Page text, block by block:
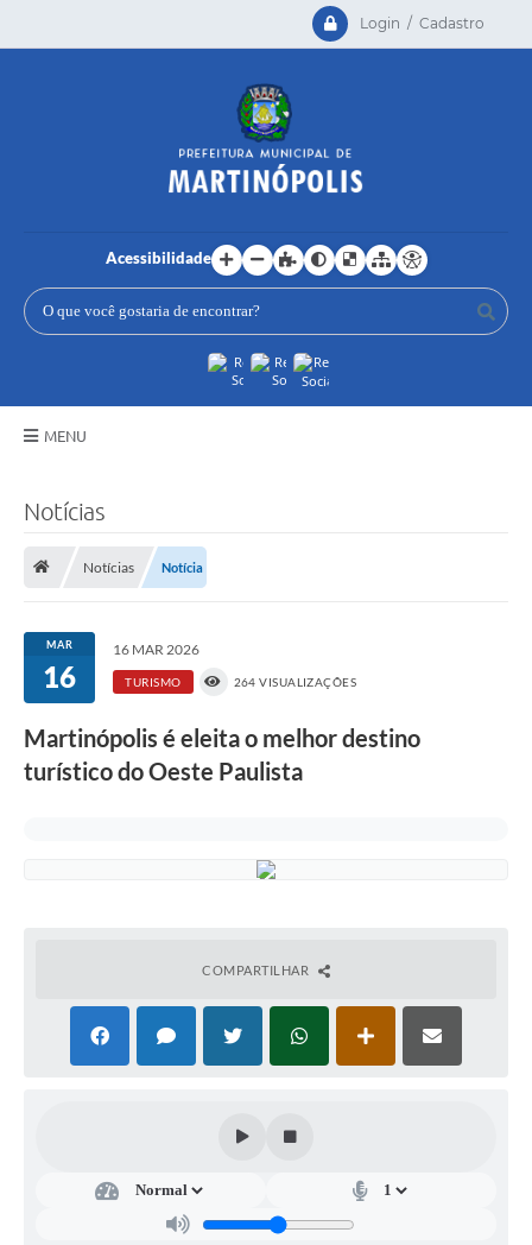
Login / Cadastro
Acessibilidade
MENU
Secretarias
Serviços Online
LEIS MUNICIPAIS
Contato
LGPD - Lei Geral de Proteção de Dados
Publicações do Departamento de Educação
Fundo Municipal dos Direitos da Criança e do Adolescente
Notícias
Notícias Notícia
MAR
16
16 MAR 2026
TURISMO 264 VISUALIZAÇÕES
Martinópolis é eleita o melhor destino
turístico do Oeste Paulista
COMPARTILHAR